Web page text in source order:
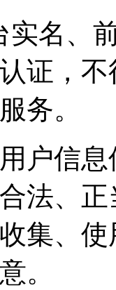
实名、
证，
务。
户信
法、
集、
。